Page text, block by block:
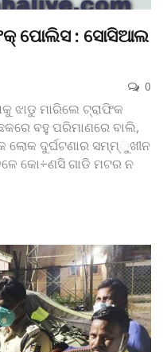
ପୋଲିସ : ସୋସିଆଲ
0
ଝାଡୁ ମାରିଲେ ଟ୍ରାଫିକ
ବହୁ ପରିମାଣରେ ବାଲି,
ଲୋକ ଦୁର୍ଘଟଣାର ସମ୍ମ୍‌ୁଖୀନ
କୋ÷ଣସି ଗାଡି ମଟର ନ